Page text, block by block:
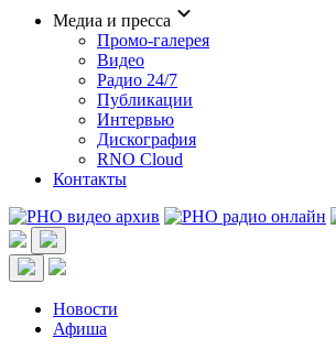
Медиа и пресса
Промо-галерея
Видео
Радио 24/7
Публикации
Интервью
Дискография
RNO Cloud
Контакты
Новости
Афиша